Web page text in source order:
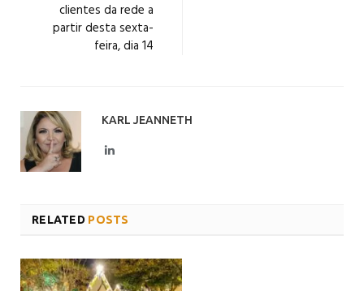
clientes da rede a
partir desta sexta-
feira, dia 14
KARL JEANNETH
LinkedIn
RELATED POSTS